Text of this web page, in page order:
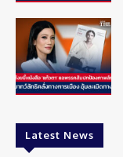
Latest News